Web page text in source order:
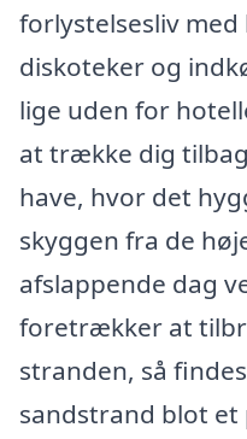
forlystelsesliv
diskoteker og
lige uden for
at trække dig
have, hvor det
skyggen fra de
afslappende dag
foretrækker at
stranden, så
sandstrand blot